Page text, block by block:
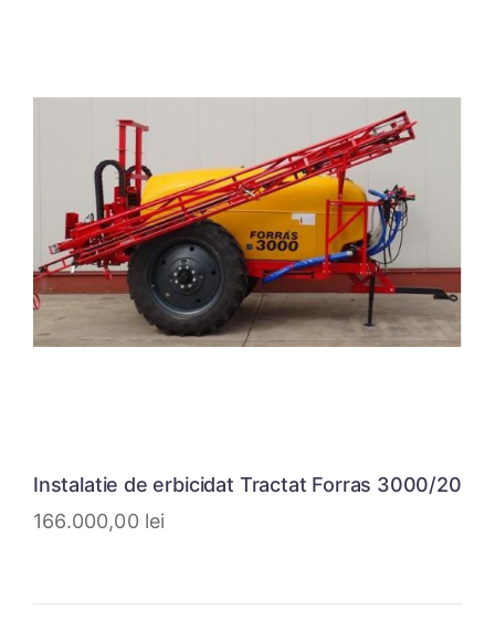
Instalatie de erbicidat Tractat Forras 3000/20
166.000,00 lei